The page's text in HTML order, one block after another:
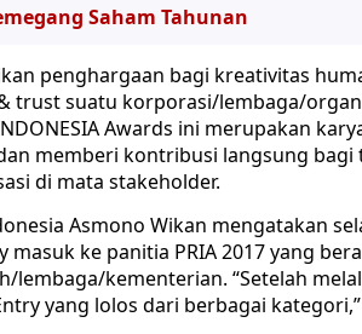
Saham Tahunan
penghargaan bagi kreativitas
trust suatu korporasi/lembaga/
Awards ini merupakan
memberi kontribusi langsung
di mata stakeholder.
Asmono Wikan mengatakan
masuk ke panitia PRIA 2017 yang
lembaga/kementerian. “Setelah
yang lolos dari berbagai